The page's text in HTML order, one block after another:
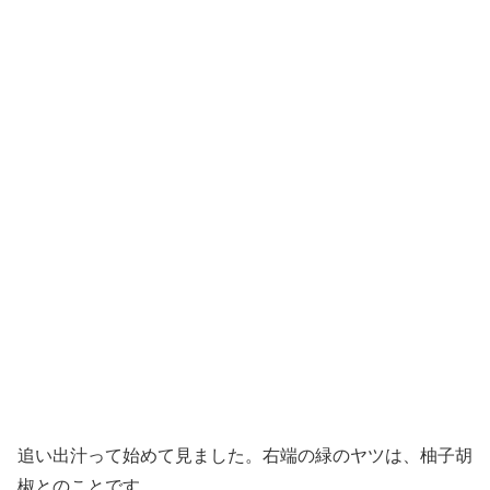
追い出汁って始めて見ました。右端の緑のヤツは、柚子胡
椒とのことです。